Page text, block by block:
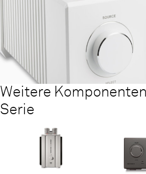
Weitere
Serie